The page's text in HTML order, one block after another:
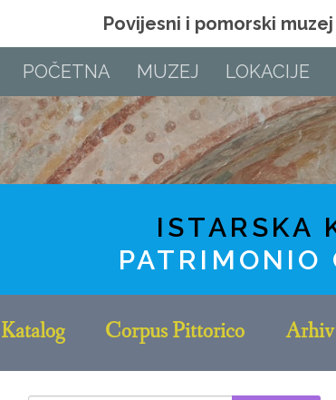
Povijesni i pomorski
POČETNA MUZEJ LOKACIJE
ISTARSKA
PATRIMONIO
Katalog Corpus Pittorico Arhiv